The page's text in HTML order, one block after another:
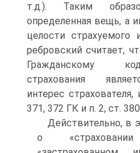
т.д.). Таким
определенная вещь, а
целости
ребровский считает,
Гражданскому
страхования
интерес
371, 372 ГК и п. 2, ст.
Действительно, в
о